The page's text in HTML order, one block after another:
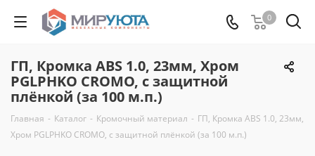
0
ГП, Кромка ABS 1.0, 23мм, Хром
PGLPHKO CROMO, с защитной
плёнкой (за 100 м.п.)
Главная - Каталог - Кромочный материал - ГП, Кромка ABS 1.0, 23мм,
Хром PGLPHKO CROMO, с защитной плёнкой (за 100 м.п.)